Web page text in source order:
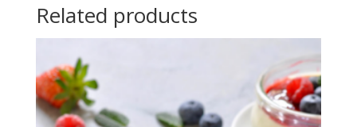
Related products